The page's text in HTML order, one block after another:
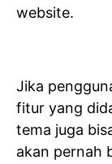
website.
Jika
fitur yang
tema juga
akan pernah